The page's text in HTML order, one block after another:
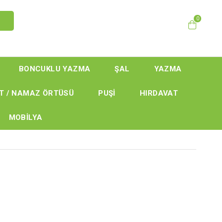
0
BONCUKLU YAZMA ŞAL YAZMA
/ NAMAZ ÖRTÜSÜ PUŞİ HIRDAVAT
MOBİLYA